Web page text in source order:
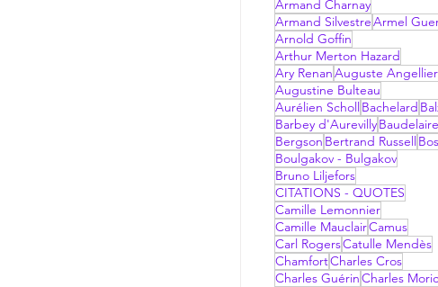
Armand Charnay
Armand SilvestreArmel
Arnold Goffin
Arthur Merton Hazard
Ary RenanAuguste Angellier
Augustine Bulteau
Aurélien Scholl Bachelard
Barbey d'AurevillyBaudelaire
Bergson Bertrand Russell
Boulgakov - Bulgakov
Bruno Liljefors
CITATIONS - QUOTES
Camille Lemonnier
Camille MauclairCamus
Carl RogersCatulle Mendès
ChamfortCharles Cros
Charles GuérinCharles